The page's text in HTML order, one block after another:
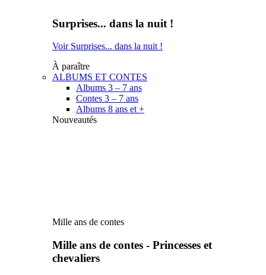
Surprises... dans la nuit !
Voir Surprises... dans la nuit !
À paraître
ALBUMS ET CONTES
Albums 3 – 7 ans
Contes 3 – 7 ans
Albums 8 ans et +
Nouveautés
Mille ans de contes
Mille ans de contes - Princesses et
chevaliers